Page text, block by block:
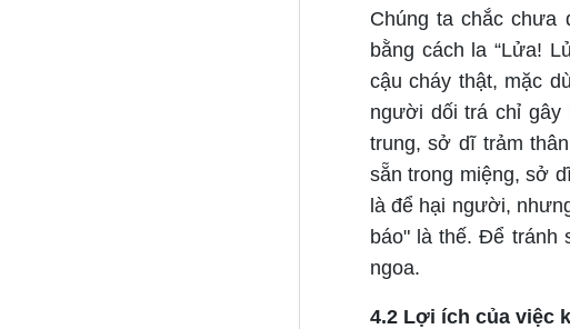
Chúng ta chắc chưa
bằng cách la “Lửa!
cậu cháy thật, mặc
người dối trá chỉ gây
trung, sở dĩ trảm
sẵn trong miệng, sở
là để hại người,
báo" là thế. Để tránh
ngoa.
4.2 Lợi ích của việc